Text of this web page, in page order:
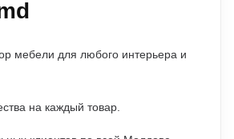
мебели для любого интерьера и
на каждый товар.